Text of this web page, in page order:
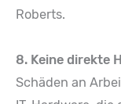
Roberts.
8. Keine direkte
Schäden an